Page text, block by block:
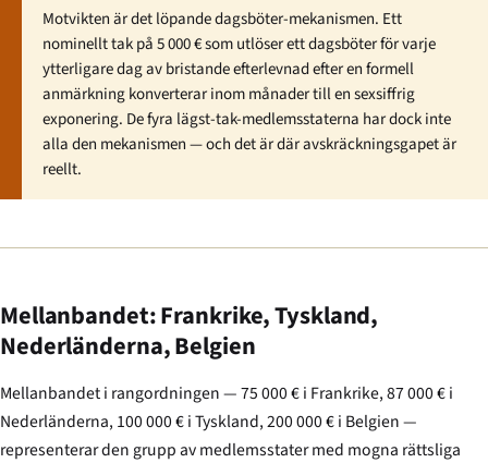
Motvikten är det löpande dagsböter-mekanismen. Ett
nominellt tak på 5 000 € som utlöser ett dagsböter för varje
ytterligare dag av bristande efterlevnad efter en formell
anmärkning konverterar inom månader till en sexsiffrig
exponering. De fyra lägst-tak-medlemsstaterna har dock inte
alla den mekanismen — och det är där avskräckningsgapet är
reellt.
Mellanbandet: Frankrike, Tyskland,
Nederländerna, Belgien
Mellanbandet i rangordningen — 75 000 € i Frankrike, 87 000 € i
Nederländerna, 100 000 € i Tyskland, 200 000 € i Belgien —
representerar den grupp av medlemsstater med mogna rättsliga